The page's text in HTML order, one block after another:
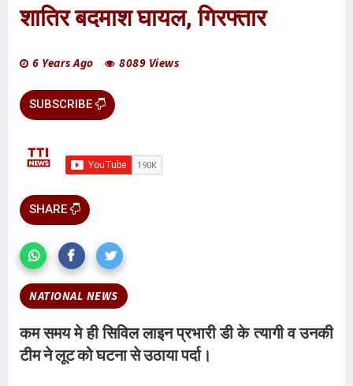
शातिर बदमाश घायल, गिरफ्तार
6 Years Ago 8089 Views
SUBSCRIBE
SHARE
NATIONAL NEWS
कम समय मे ही सिविल लाइन प्रभारी डी के त्यागी व उनकी
टीम ने लूट को घटना से उठाया पर्दा।